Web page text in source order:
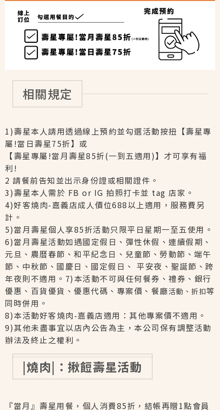
相關規定
1)壽星本人請用透過線上預約並勾選活動按扭【壽星專
屬!當日壽星75折】或
【壽星專屬!當月壽星85折(一到五適用)】才可享有福
利!
2 請餐前告知並出示身份證或相關證件。
3)壽星本人需於 FB or IG 拍照打卡並 tag 店家。
4)好客燒肉-嘉義店成人價位688以上適用，服務費另
計。
5)當月壽星個人享85折活動只限平日星期一至五使用。
6)當月壽星活動如遇國定假日、彈性休假、連續假期、
元旦、農曆春節、和平紀念日、兒童節、勞動節、端午
節、中秋節、國慶日、國定假日、 平安夜、聖誕節、跨
年夜則不適用。7)本活動不可與任何餐券、禮券、銀行
優惠、百貨優貨、優惠代碼、專案價、餐廳活動、折扣等
同時併用。
8)本活動好客燒肉-嘉義店適用：其他專案價不適用。
9)其他未盡事宜以店內公告為主，本公司保有調整活動
辦法及終止之權利。
|燒肉|：揪餖壽星活動
『當月』壽星用餐，個人消費85折，結帳再贈1點會員